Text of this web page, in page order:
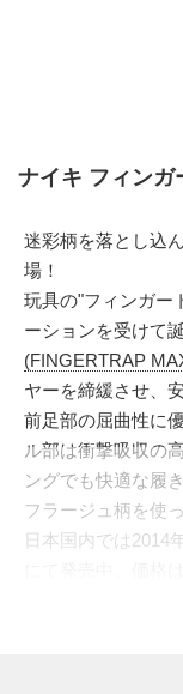
ナイキ フィンガ
迷彩柄を落とし込
場！
玩具の"フィンガー
ーションを受けて
(FINGERTRAP
ヤーを締緩させ、
前足部の屈曲性に
ル部は衝撃吸収の
ングでも快適な履
フラージュ柄を使
日本国内では2014